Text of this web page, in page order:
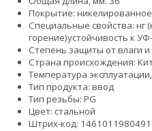
Покрытие: никелированное
Специальные свойства: нг
горение)устойчивость к
Степень защиты от влаги и
Страна происхождения:
Температура
Тип продукта: ввод
Тип резьбы: PG
Цвет: стальной
Штрих-код: